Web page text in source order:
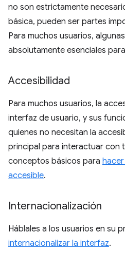
no son estrictamente
básica, pueden ser partes
Para muchos usuarios,
absolutamente esenciales
Accesibilidad
Para muchos usuarios, la
interfaz de usuario, y sus
quienes no necesitan la
principal para interactuar con
conceptos básicos para
accesible.
Internacionalización
Háblales a los usuarios en su
internacionalizar la interfaz.